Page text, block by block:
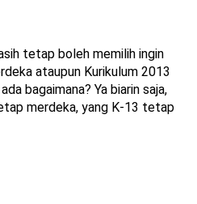
tetap boleh memilih ingin
ataupun Kurikulum 2013
bagaimana? Ya biarin saja,
merdeka, yang K-13 tetap